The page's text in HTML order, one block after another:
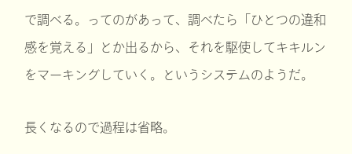
で調べる。ってのがあって、調べたら「ひとつの違和
感を覚える」とか出るから、それを駆使してキキルン
をマーキングしていく。というシステムのようだ。
長くなるので過程は省略。